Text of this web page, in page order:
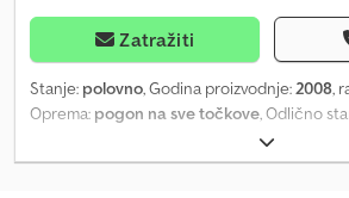
Zatražiti
Stanje: polovno, Godina proizvodnje:2008,
Oprema: pogon na sve točkove, Odlično
Svi podaci su bez garancije!!! Lokacija: 5662
1 Chodjy R Sadepfx Af Eja